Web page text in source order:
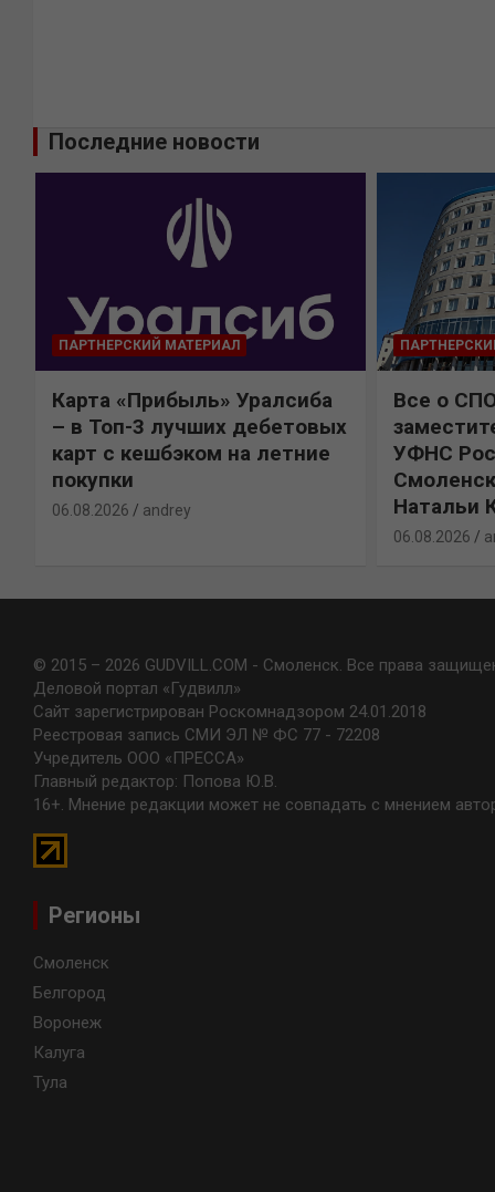
Последние новости
ПАРТНЕРСКИЙ МАТЕРИАЛ
Карта «Прибыль» Уралсиба
– в Топ-3 лучших дебетовых
карт с кешбэком на летние
покупки
06.08.2026 andrey
Все о
УФНС
Натальи
06.08.2026
© 2015 – 2026 GUDVILL.COM - Смоленск. Все права
Деловой портал «Гудвилл»
Сайт зарегистрирован Роскомнадзором 24.01.2018
Реестровая запись СМИ ЭЛ № ФС 77 - 72208
Учредитель ООО «ПРЕССА»
Главный редактор: Попова Ю.В.
16+. Мнение редакции может не совпадать с мнением
Регионы
Смоленск
Белгород
Воронеж
Калуга
Тула